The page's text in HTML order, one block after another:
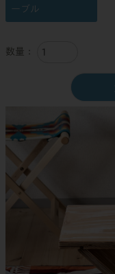
ーブル